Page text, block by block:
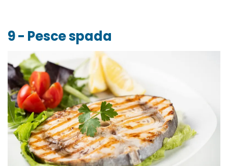
9 - Pesce spada